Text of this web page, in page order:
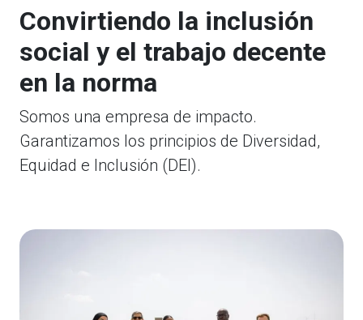
Convirtiendo la inclusión
social y el trabajo decente
en la norma
Somos una empresa de impacto.
Garantizamos los principios de Diversidad,
Equidad e Inclusión (DEI).